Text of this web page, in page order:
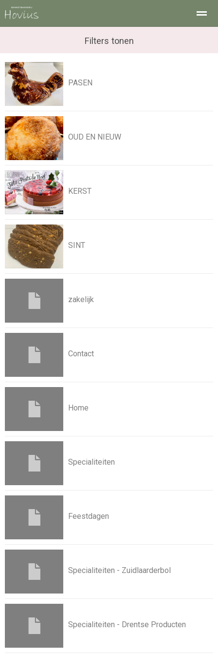
Home
Filters tonen
PASEN
OUD EN NIEUW
KERST
SINT
zakelijk
Contact
Home
Specialiteiten
Feestdagen
Specialiteiten - Zuidlaarderbol
Specialiteiten - Drentse Producten